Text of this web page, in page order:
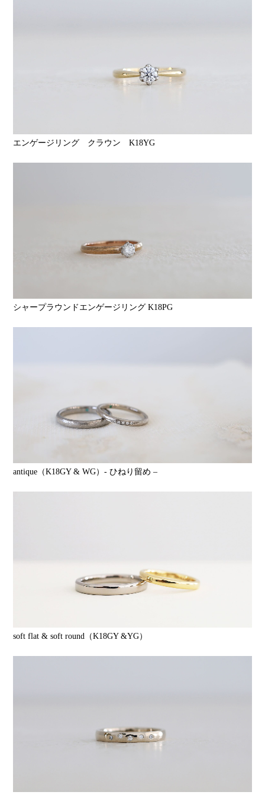
エンゲージリング クラウン K18YG
シャープラウンドエンゲージリング K18PG
antique（K18GY & WG）- ひねり留め –
soft flat & soft round（K18GY &YG）